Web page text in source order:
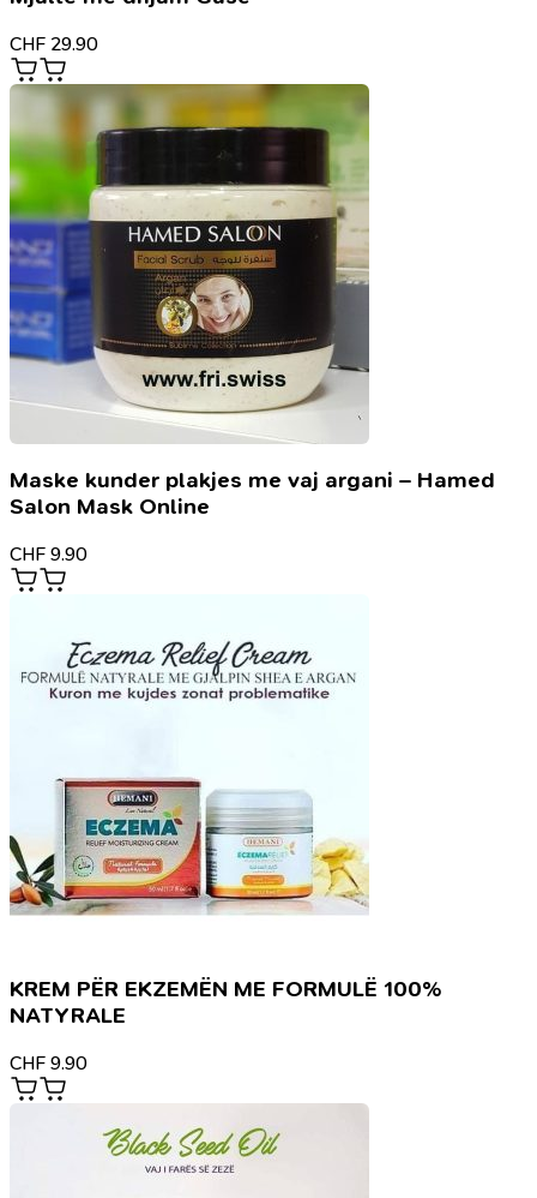
CHF 29.90
Maske kunder plakjes me vaj argani – Hamed
Salon Mask Online
CHF 9.90
KREM PËR EKZEMËN ME FORMULË 100%
NATYRALE
CHF 9.90